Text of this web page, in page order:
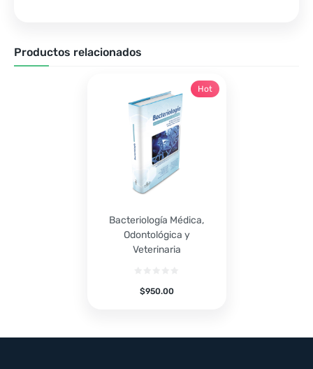
Productos relacionados
Bacteriología Médica,
Odontológica y
Veterinaria
$950.00
Hot